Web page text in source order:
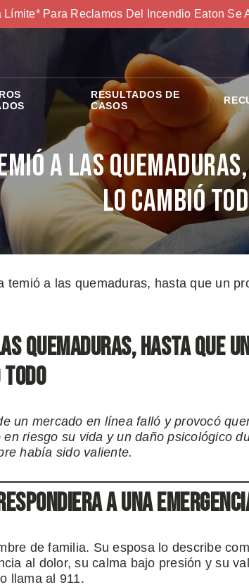
Límite* Para Reclamos Del Incendio Eaton Se
RESULTADOS DE
CASOS
a las
lo cambió
temió a las quemaduras, hasta que un
quemaduras, hasta que
todo
un mercado en línea falló y provocó
riesgo su vida y un daño psicológico
había sido valiente.
a una
de familia. Su esposa lo describe
al dolor, su calma bajo presión y su
llama al 911.